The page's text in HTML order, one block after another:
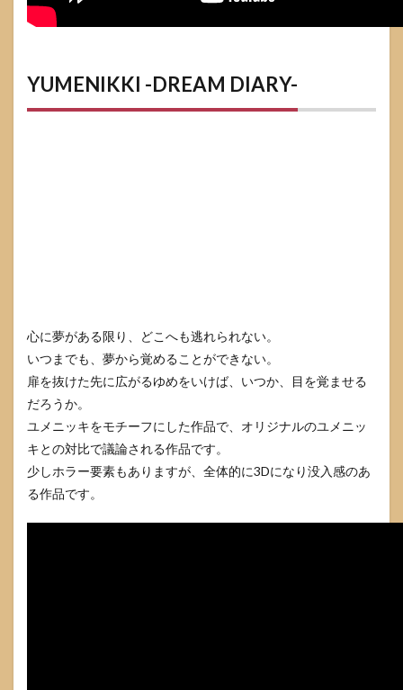
YUMENIKKI -DREAM DIARY-
心に夢がある限り、どこへも逃れられない。
いつまでも、夢から覚めることができない。
扉を抜けた先に広がるゆめをいけば、いつか、目を覚ませる
だろうか。
ユメニッキをモチーフにした作品で、オリジナルのユメニッ
キとの対比で議論される作品です。
少しホラー要素もありますが、全体的に3Dになり没入感のあ
る作品です。